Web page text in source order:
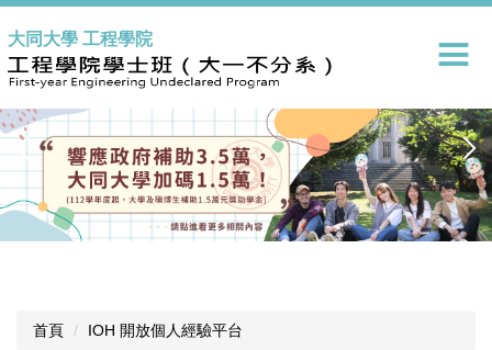
到
主
要
內
容
大同大學 工程學院
首頁 IOH 開放個人經驗平台